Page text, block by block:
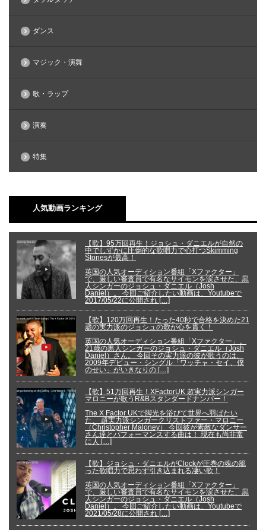
ダンス
マジック・演舞
歌・ラップ
演奏
特集
人気動画ランキング
【歌】95万回再生！ジョシュ・ダニエルが自然の
中でしずかに圧倒的な歌唱力で心打つSkimming
Stonesが最高！
英国の人気オーディション番組「Xファクター」
で、厳しい審査員で有名なサイモンを涙させた、黒
人シンガーのジョシュ・ダニエル（Josh
Daniel）。 今回ご紹介したい動画は、Youtubeで
2017/05/22に公開され […]
【歌】120万回再生！たった40秒で合格を決めた21
歳の実力派のジョシュの歌が心を貫く！
英国の人気オーディション番組「Xファクター」。
21歳の黒人シンガーのジョシュ・ダニエル（Josh
Daniel）さん。 今回その実力派の彼が歌うのは、
2009年デビュー・シングル「ワッチャ・セイ、僕
のせい」がいきなりの […]
【歌】51万回再生！XFactorUK 超実力派シンガー
マロニーが歌うR&Bスタンダードナンバー！
The X Factor UKで脚光を浴びて世界へ羽ばたい
た、 超実力派シンガークリストファー・マロニー
（Christopher Maloney） 今回彼が素敵なダンサー
さん達とパフォーマンスする曲は！ 現在も尚非常
に人 […]
【歌】ジョシュ・ダニエルがClockが圧巻の魂の籠
った歌唱力で思わず引き込まれる凄い歌！
英国の人気オーディション番組「Xファクター」
で、厳しい審査員で有名なサイモンを涙させた、黒
人シンガーのジョシュ・ダニエル（Josh
Daniel）。 今回ご紹介したい動画は、Youtubeで
2021/05/28に公開され […]